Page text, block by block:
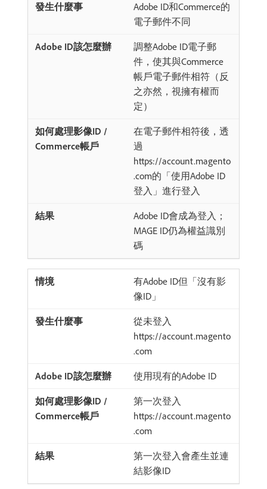
Adobe ID和Commerce的
電子郵件不同
調整Adobe ID電子郵
件，使其與Commerce
帳戶電子郵件相符（反
之亦然，視擁有權而
定）
在電子郵件相符後，透
過
https://account.magento
.com的「使用Adobe ID
登入」進行登入
Adobe ID會成為登入；
MAGE ID仍為權益識別
碼
有Adobe ID但「沒有影
像ID」
從未登入
https://account.magento
.com
使用現有的Adobe ID
第一次登入
https://account.magento
.com
第一次登入會產生並連
結影像ID